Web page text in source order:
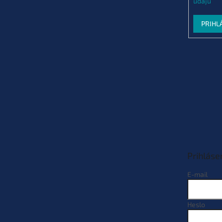
E-mail
Heslo